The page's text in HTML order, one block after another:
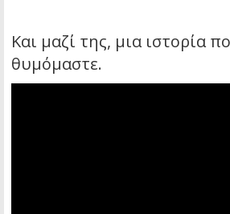
Και μαζί της, μια ιστορία
θυμόμαστε.